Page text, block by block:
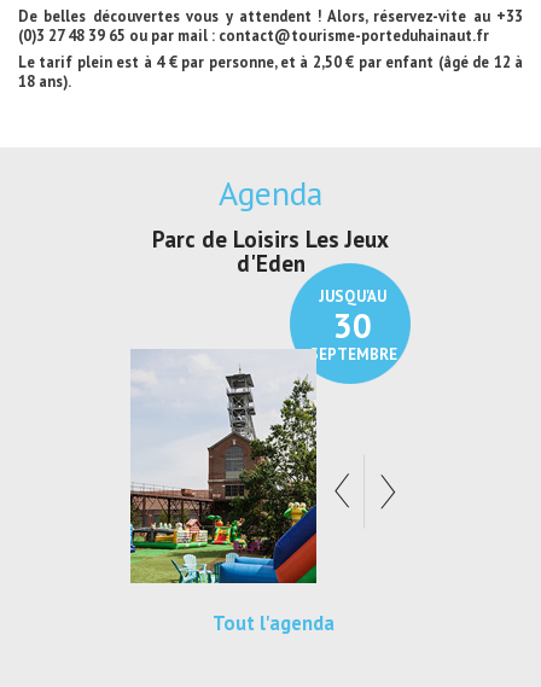
De belles découvertes vous y attendent ! Alors, réservez-vite au +33
(0)3 27 48 39 65 ou par mail : contact@tourisme-porteduhainaut.fr
Le tarif plein est à 4 € par personne, et à 2,50 € par enfant (âgé de 12 à
18 ans).
Agenda
JUSQU'AU
21
SEPTEMBRE
Exposition "Lucien Jonas -
Au pays du charbon ...
Tout l'agenda